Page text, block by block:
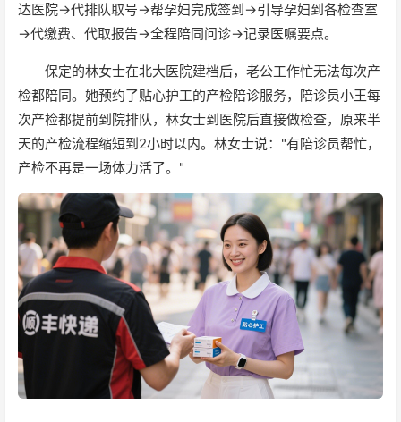
达医院→代排队取号→帮孕妇完成签到→引导孕妇到各检查室
→代缴费、代取报告→全程陪同问诊→记录医嘱要点。
保定的林女士在北大医院建档后，老公工作忙无法每次产
检都陪同。她预约了贴心护工的产检陪诊服务，陪诊员小王每
次产检都提前到院排队，林女士到医院后直接做检查，原来半
天的产检流程缩短到2小时以内。林女士说："有陪诊员帮忙，
产检不再是一场体力活了。"